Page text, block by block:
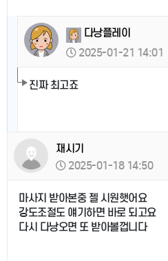
다낭플레이
2025-01-21 14:01
진짜 최고죠
재시기
2025-01-18 14:50
마사지 받아본중 젤 시원햇어요
강도조절도 얘기하면 바로 되고요
다시 다낭오면 또 받아볼껍니다